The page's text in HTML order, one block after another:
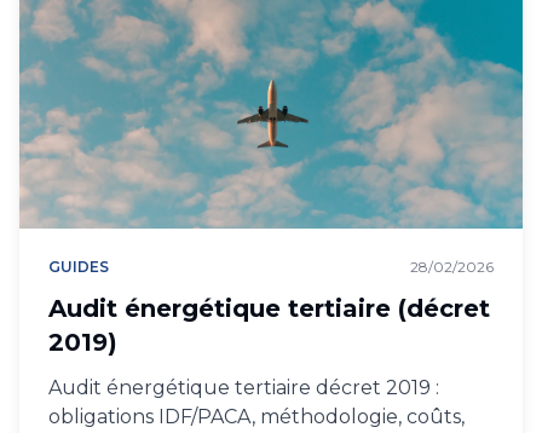
GUIDES 28/02/2026
Audit énergétique tertiaire (décret
2019)
Audit énergétique tertiaire décret 2019 :
obligations IDF/PACA, méthodologie, coûts,